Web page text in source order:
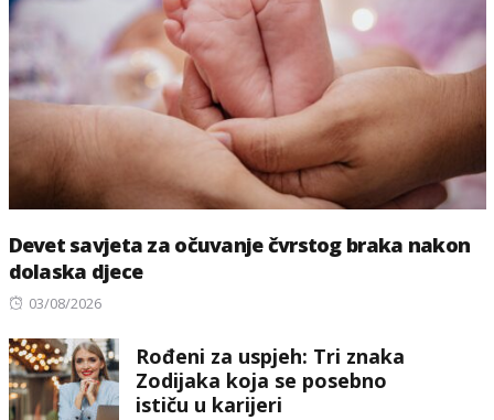
Devet savjeta za očuvanje čvrstog braka nakon
dolaska djece
Posted
03/08/2026
Rođeni za uspjeh: Tri znaka
Zodijaka koja se posebno
ističu u karijeri